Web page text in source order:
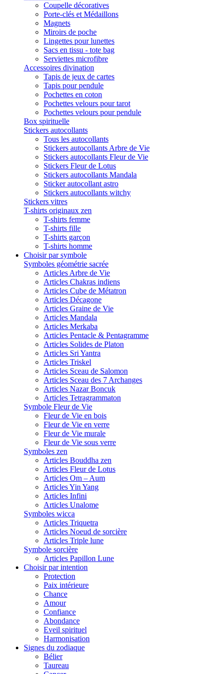
Coupelle décoratives
Porte-clés et Médaillons
Magnets
Miroirs de poche
Lingettes pour lunettes
Sacs en tissu - tote bag
Serviettes microfibre
Accessoires divination
Tapis de jeux de cartes
Tapis pour pendule
Pochettes en coton
Pochettes velours pour tarot
Pochettes velours pour pendule
Box spirituelle
Stickers autocollants
Tous les autocollants
Stickers autocollants Arbre de Vie
Stickers autocollants Fleur de Vie
Stickers Fleur de Lotus
Stickers autocollants Mandala
Sticker autocollant astro
Stickers autocollants witchy
Stickers vitres
T-shirts originaux zen
T-shirts femme
T-shirts fille
T-shirts garçon
T-shirts homme
Choisir par symbole
Symboles géométrie sacrée
Articles Arbre de Vie
Articles Chakras indiens
Articles Cube de Métatron
Articles Décagone
Articles Graine de Vie
Articles Mandala
Articles Merkaba
Articles Pentacle & Pentagramme
Articles Solides de Platon
Articles Sri Yantra
Articles Triskel
Articles Sceau de Salomon
Articles Sceau des 7 Archanges
Articles Nazar Boncuk
Articles Tetragrammaton
Symbole Fleur de Vie
Fleur de Vie en bois
Fleur de Vie en verre
Fleur de Vie murale
Fleur de Vie sous verre
Symboles zen
Articles Bouddha zen
Articles Fleur de Lotus
Articles Om – Aum
Articles Yin Yang
Articles Infini
Articles Unalome
Symboles wicca
Articles Triquetra
Articles Noeud de sorcière
Articles Triple lune
Symbole sorcière
Articles Papillon Lune
Choisir par intention
Protection
Paix intérieure
Chance
Amour
Confiance
Abondance
Eveil spirituel
Harmonisation
Signes du zodiaque
Bélier
Taureau